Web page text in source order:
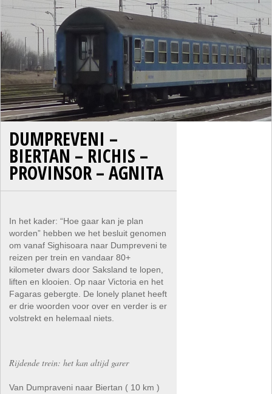
DUMPREVENI –
BIERTAN – RICHIS –
PROVINSOR – AGNITA
In het kader: “Hoe gaar kan je plan
worden” hebben we het besluit genomen
om vanaf Sighisoara naar Dumpreveni te
reizen per trein en vandaar 80+
kilometer dwars door Saksland te lopen,
liften en klooien. Op naar Victoria en het
Fagaras gebergte. De lonely planet heeft
er drie woorden voor over en verder is er
volstrekt en helemaal niets.
Rijdende trein: het kan altijd garer
Van Dumpraveni naar Biertan ( 10 km )